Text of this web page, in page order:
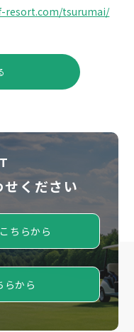
resort.com/tsurumai/
ください
ちらから
らから